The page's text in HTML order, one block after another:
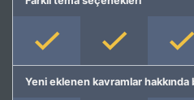
Yeni eklenen kavramlar hakkında